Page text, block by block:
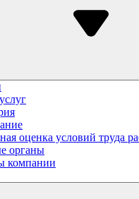
оценка условий труда
органы
компании